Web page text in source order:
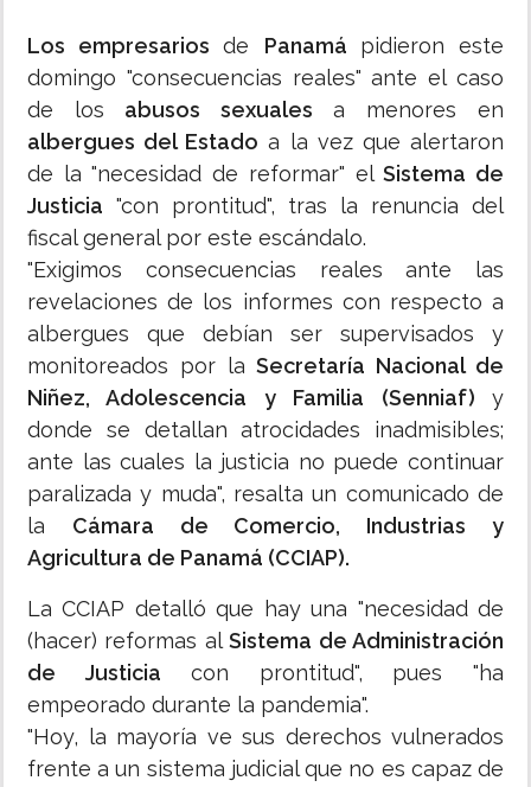
Los empresariosde Panamá pidieron este
domingo "consecuencias reales" ante el caso
de los abusos sexuales a menores en
albergues del Estado a la vez que alertaron
de la "necesidad de reformar" elSistema de
Justicia "con prontitud", tras la renuncia del
fiscal general por este escándalo.
"Exigimos consecuencias reales ante las
revelaciones de los informes con respecto a
albergues que debían ser supervisados y
monitoreados por laSecretaría Nacional de
Niñez, Adolescencia y Familia (Senniaf) y
donde se detallan atrocidades inadmisibles;
ante las cuales la justicia no puede continuar
paralizada y muda", resalta un comunicado de
la Cámara de Comercio, Industrias y
Agricultura de Panamá (CCIAP).
La CCIAP detalló que hay una "necesidad de
(hacer) reformas alSistema de Administración
de Justicia con prontitud", pues "ha
empeorado durante la pandemia".
"Hoy, la mayoría ve sus derechos vulnerados
frente a un sistema judicial que no es capaz de